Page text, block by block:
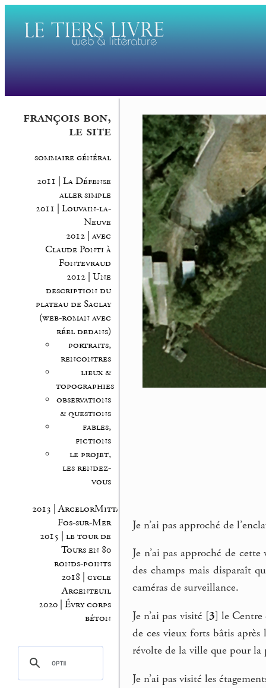
françois bon,
le site
sommaire général
2011 | La Défense
aller simple
2011 | Louvain-la-
Neuve
2012 | avec
Claude Ponti à
Fontevraud
2012 | Une
description du
plateau de Saclay
(web-roman avec
réel dedans)
portraits,
rencontres
lieux &
topographies
observations
& questions
fables,
fictions
le projet,
les rendez-
vous
2013 | ArcelorMittal
Fos-sur-Mer
2015 | le tour de
Tours en 80
ronds-points
2018 | cycle
Argenteuil
2020 | Évry corps
béton
Je n’ai pas approché de
Je n’ai pas approché de
des champs mais disparaît
caméras de surveillance.
Je n’ai pas visité [3] le Centre
de ces vieux forts bâtis
révolte de la ville que pour la
Je n’ai pas visité les